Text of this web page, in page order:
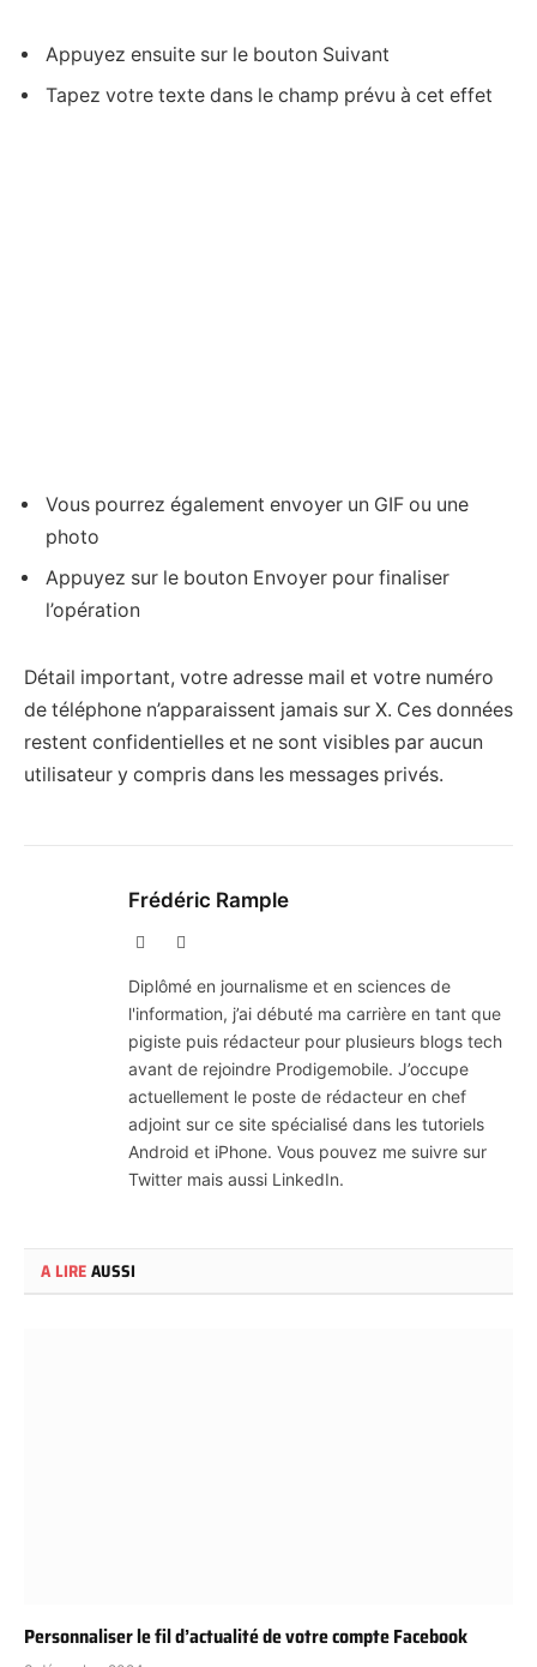
Appuyez ensuite sur le bouton Suivant
Tapez votre texte dans le champ prévu à cet effet
Vous pourrez également envoyer un GIF ou une
photo
Appuyez sur le bouton Envoyer pour finaliser
l’opération
Détail important, votre adresse mail et votre numéro
de téléphone n’apparaissent jamais sur X. Ces données
restent confidentielles et ne sont visibles par aucun
utilisateur y compris dans les messages privés.
Frédéric Rample
Diplômé en journalisme et en sciences de
l'information, j’ai débuté ma carrière en tant que
pigiste puis rédacteur pour plusieurs blogs tech
avant de rejoindre Prodigemobile. J’occupe
actuellement le poste de rédacteur en chef
adjoint sur ce site spécialisé dans les tutoriels
Android et iPhone. Vous pouvez me suivre sur
Twitter mais aussi LinkedIn.
A LIREAUSSI
Personnaliser le fil d’actualité de votre compte Facebook